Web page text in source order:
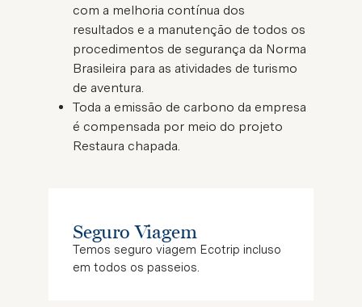
com a melhoria contínua dos
resultados e a manutenção de todos os
procedimentos de segurança da Norma
Brasileira para as atividades de turismo
de aventura.
Toda a emissão de carbono da empresa
é compensada por meio do projeto
Restaura chapada.
Seguro Viagem
Temos seguro viagem Ecotrip incluso
em todos os passeios.